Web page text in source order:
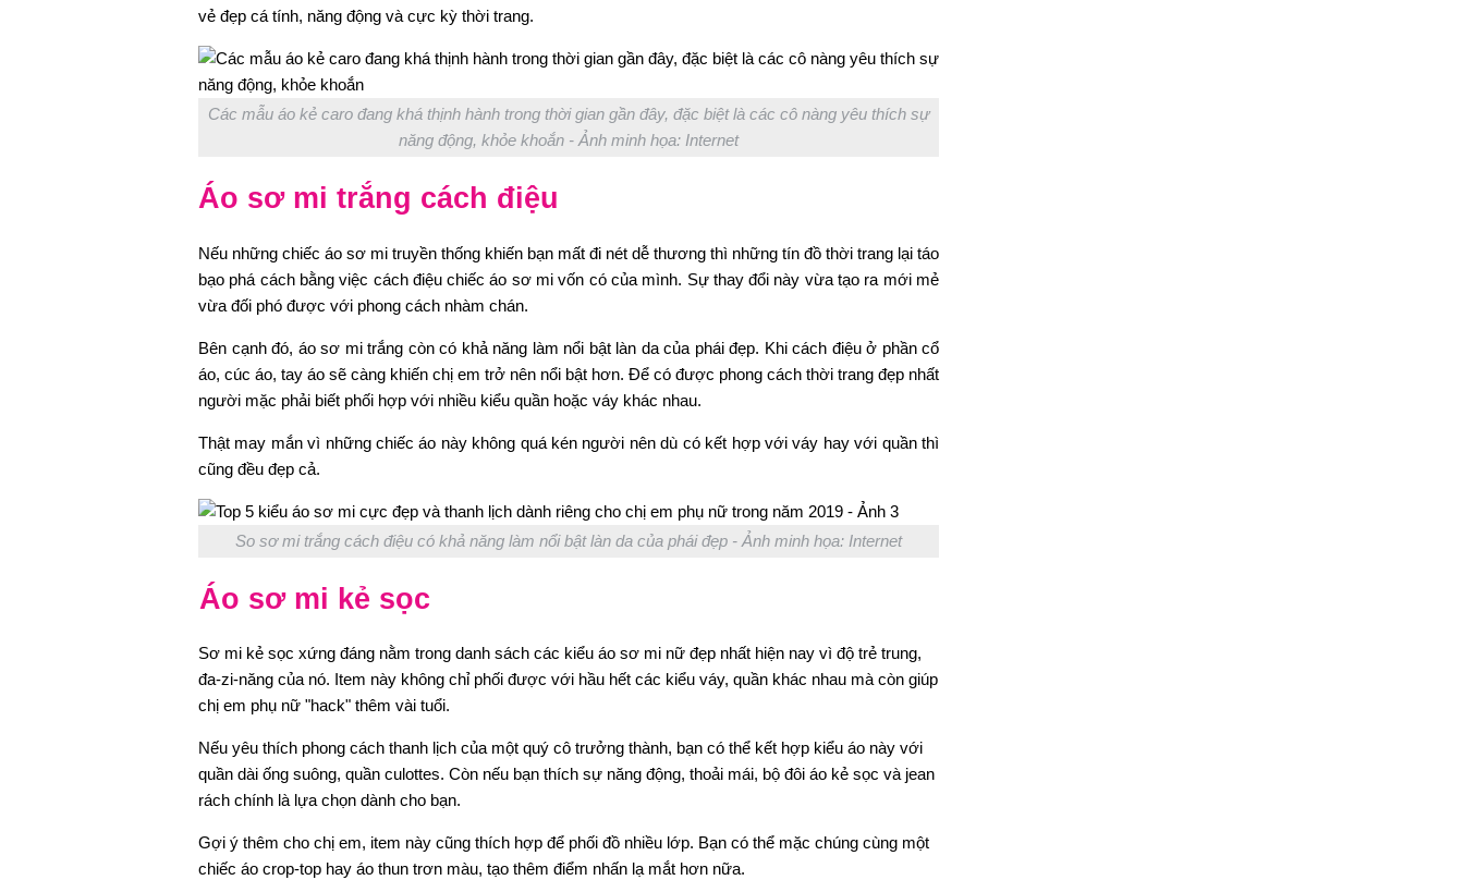
vẻ đẹp cá tính, năng động và cực kỳ thời trang.
Các mẫu áo kẻ caro đang khá thịnh hành trong thời gian gần đây, đặc biệt là các cô nàng yêu thích sự
năng động, khỏe khoắn - Ảnh minh họa: Internet
Áo sơ mi trắng cách điệu
Nếu những chiếc áo sơ mi truyền thống khiến bạn mất đi nét dễ thương thì những tín đồ thời trang lại táo
bạo phá cách bằng việc cách điệu chiếc áo sơ mi vốn có của mình. Sự thay đổi này vừa tạo ra mới mẻ
vừa đối phó được với phong cách nhàm chán.
Bên cạnh đó, áo sơ mi trắng còn có khả năng làm nổi bật làn da của phái đẹp. Khi cách điệu ở phần cổ
áo, cúc áo, tay áo sẽ càng khiến chị em trở nên nổi bật hơn. Để có được phong cách thời trang đẹp nhất
người mặc phải biết phối hợp với nhiều kiểu quần hoặc váy khác nhau.
Thật may mắn vì những chiếc áo này không quá kén người nên dù có kết hợp với váy hay với quần thì
cũng đều đẹp cả.
So sơ mi trắng cách điệu có khả năng làm nổi bật làn da của phái đẹp - Ảnh minh họa: Internet
Áo sơ mi kẻ sọc
Sơ mi kẻ sọc xứng đáng nằm trong danh sách các kiểu áo sơ mi nữ đẹp nhất hiện nay vì độ trẻ trung,
đa-zi-năng của nó. Item này không chỉ phối được với hầu hết các kiểu váy, quần khác nhau mà còn giúp
chị em phụ nữ "hack" thêm vài tuổi.
Nếu yêu thích phong cách thanh lịch của một quý cô trưởng thành, bạn có thể kết hợp kiểu áo này với
quần dài ống suông, quần culottes. Còn nếu bạn thích sự năng động, thoải mái, bộ đôi áo kẻ sọc và jean
rách chính là lựa chọn dành cho bạn.
Gợi ý thêm cho chị em, item này cũng thích hợp để phối đồ nhiều lớp. Bạn có thể mặc chúng cùng một
chiếc áo crop-top hay áo thun trơn màu, tạo thêm điểm nhấn lạ mắt hơn nữa.